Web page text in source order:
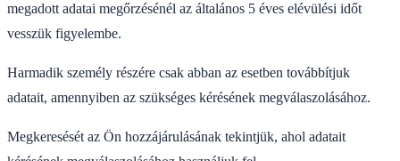
megadott adatai megőrzésénél az általános 5 éves elévülési időt
vesszük figyelembe.
Harmadik személy részére csak abban az esetben továbbítjuk
adatait, amennyiben az szükséges kérésének megválaszolásához.
Megkeresését az Ön hozzájárulásának tekintjük, ahol adatait